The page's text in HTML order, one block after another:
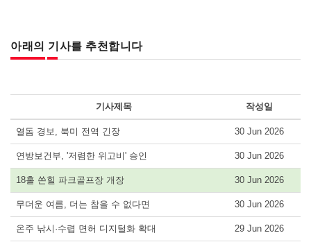
아래의 기사를 추천합니다
기사제목 작성일
열돔 경보, 북미 전역 긴장 30 Jun 2026
연방보건부, '저렴한 위고비' 승인 30 Jun 2026
18홀 쏜힐 파크골프장 개장 30 Jun 2026
무더운 여름, 더는 참을 수 없다면 30 Jun 2026
온주 낚시·수렵 면허 디지털화 확대 29 Jun 2026